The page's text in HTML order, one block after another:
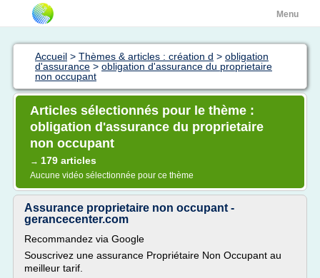
Menu
Accueil > Thèmes & articles : création d > obligation
d'assurance > obligation d'assurance du proprietaire
non occupant
Articles sélectionnés pour le thème :
obligation d'assurance du proprietaire
non occupant
→ 179 articles
Aucune vidéo sélectionnée pour ce thème
Assurance proprietaire non occupant -
gerancecenter.com
Recommandez via Google
Souscrivez une assurance Propriétaire Non Occupant au
meilleur tarif.